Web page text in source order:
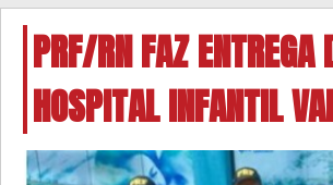
PRF/RN FAZ ENTREGA
HOSPITAL INFANTIL